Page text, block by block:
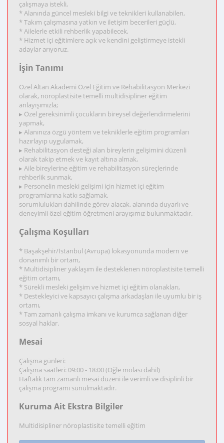
çalışmaya istekli,
* Alanında güncel mesleki bilgi ve teknikleri kullanabilen,
* Takım çalışmasına yatkın ve iletişim becerileri güçlü,
* Ailelerle etkili rehberlik yapabilecek,
* Hizmet içi eğitimlere açık ve kendini geliştirmeye istekli
adaylar arıyoruz.
İşin Tanımı
Özel Altan Akademi Özel Eğitim ve Rehabilitasyon Merkezi
olarak, nöroplastisite temelli multidisipliner eğitim
anlayışımızla;
▸ Özel gereksinimli çocukların bireysel değerlendirmelerini
yapmak,
▸ Alanınıza özgü yöntem ve tekniklerle eğitim programları
hazırlayıp uygulamak,
▸ Rehabilitasyon desteği alan bireylerin gelişimini düzenli
olarak takip etmek ve kayıt altına almak,
▸ Aile bireylerine eğitim ve rehabilitasyon süreçlerinde
rehberlik sunmak,
▸ Personelin mesleki gelişimi için hizmet içi eğitim
programlarına katkı sağlamak,
sorumlulukları dahilinde görev alacak, alanında duyarlı ve
deneyimli özel eğitim öğretmeni arayışımız bulunmaktadır.
Çalışma Koşulları
* Başakşehir/İstanbul (Avrupa) lokasyonunda modern ve
donanımlı bir ortam,
* Multidisipliner yaklaşım ile desteklenen nöroplastisite temelli
eğitim ortamı,
* Sürekli mesleki gelişim ve hizmet içi eğitim olanakları,
* Destekleyici ve kapsayıcı çalışma arkadaşları ile uyumlu bir iş
ortamı,
* Tam zamanlı çalışma imkanı ve kurumca sağlanan diğer
sosyal haklar.
Mesai
Çalışma günleri:
Çalışma saatleri: 09:00 - 18:00 (Öğle molası dahil)
Haftalık tam zamanlı mesai düzeni ile verimli ve disiplinli bir
çalışma programı sunulmaktadır.
Kuruma Ait Ekstra Bilgiler
Multidisipliner nöroplastisite temelli eğitim